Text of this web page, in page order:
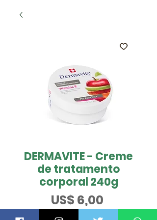
DERMAVITE - Creme
de tratamento
corporal 240g
US$ 6,00